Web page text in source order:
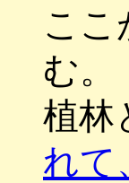
ここ
む。
植林
れて